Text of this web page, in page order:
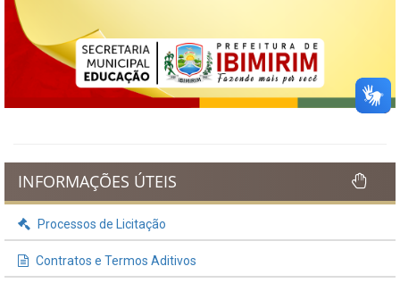
INFORMAÇÕES ÚTEIS
Processos de Licitação
Contratos e Termos Aditivos